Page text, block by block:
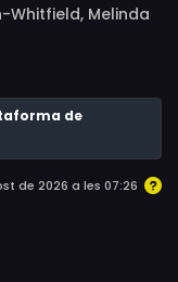
Whitfield, Melinda
John Dye,
Michael
Elk Waters,
Van B. Poole,
Shanti Kahn,
de
de 2026 a les 07:26